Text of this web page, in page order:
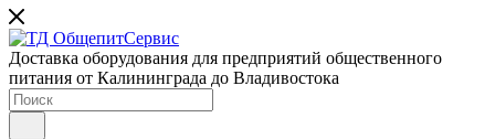
Доставка оборудования для предприятий общественного
питания от Калининграда до Владивостока